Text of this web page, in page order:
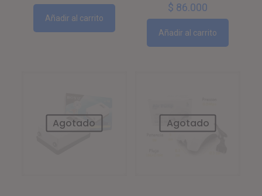
Añadir al carrito
$ 86.000
Añadir al carrito
Agotado Agotado